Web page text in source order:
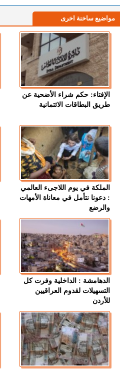
مواضيع ساخنة اخرى
الإفتاء: حكم شراء الأضحية عن
طريق البطاقات الائتمانية
الملكة في يوم اللاجىء العالمي
: دعونا نتأمل في معاناة الأمهات
والرضع
الدهامشة : الداخلية وفرت كل
التسهيلات لقدوم العراقيين
للأردن